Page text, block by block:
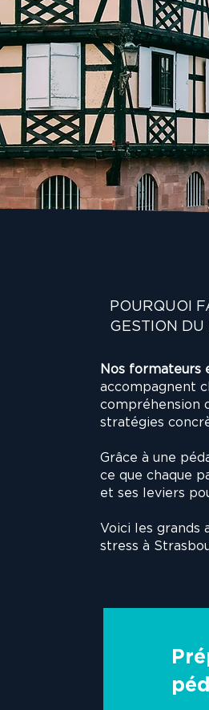
moins de burn-
une meilleure
Nos formations à
mesurables et
que stratégique.
POURQUOI
GESTION DU
Nos formateurs
accompagnent
compréhension
stratégies
Grâce à une
ce que chaque
et ses leviers
Voici les grands
stress à